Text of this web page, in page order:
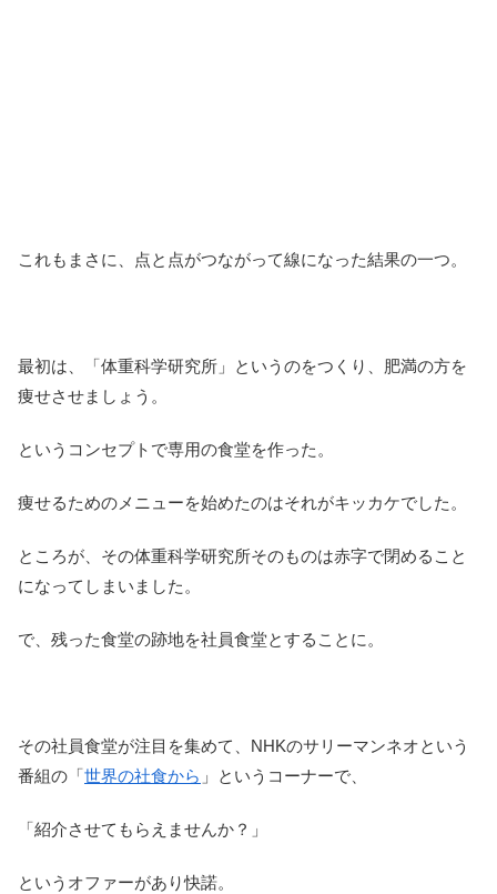
これもまさに、点と点がつながって線になった結果の一つ。
最初は、「体重科学研究所」というのをつくり、肥満の方を
痩せさせましょう。
というコンセプトで専用の食堂を作った。
痩せるためのメニューを始めたのはそれがキッカケでした。
ところが、その体重科学研究所そのものは赤字で閉めること
になってしまいました。
で、残った食堂の跡地を社員食堂とすることに。
その社員食堂が注目を集めて、NHKのサリーマンネオという
番組の「世界の社食から 」というコーナーで、
「紹介させてもらえませんか？」
というオファーがあり快諾。